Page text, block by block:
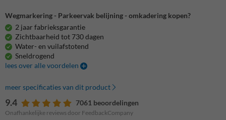
Wegmarkering - Parkeervak belijning - omkadering kopen?
2 jaar fabrieksgarantie
Zichtbaarheid tot 730 dagen
Water- en vuilafstotend
Sneldrogend
lees over alle voordelen
meer specificaties van dit product
9.4 7061 beoordelingen
Onafhankelijke reviews door FeedbackCompany